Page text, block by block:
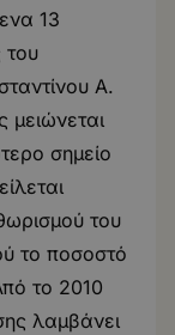
13
του
Α.
μειώνεται
σημείο
του
το ποσοστό
το 2010
λαμβάνει